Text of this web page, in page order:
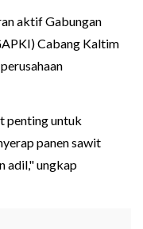
aktif Gabungan
Cabang Kaltim
penting untuk
panen sawit
adil," ungkap